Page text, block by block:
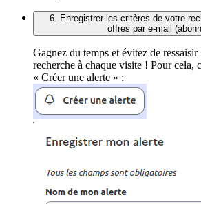
6. Enregistrer les critères de votre
offres par e-mail
Gagnez du temps et évitez de
recherche à chaque visite ! Pour cela,
« Créer une alerte » :